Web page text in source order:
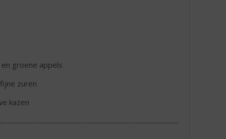
groene appels
zuren
kazen